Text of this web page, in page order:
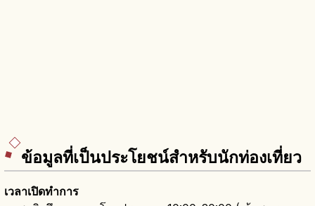
ข้อมูลที่เป็นประโยชน์สำหรับนักท่องเที่ยว
เวลาเปิดทำการ